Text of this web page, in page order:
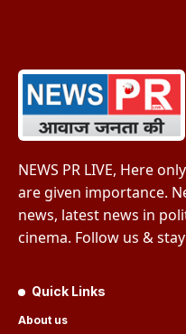
NEWS PR LIVE, Here
are given importance.
news, latest news in
cinema. Follow us &
Quick Links
About us